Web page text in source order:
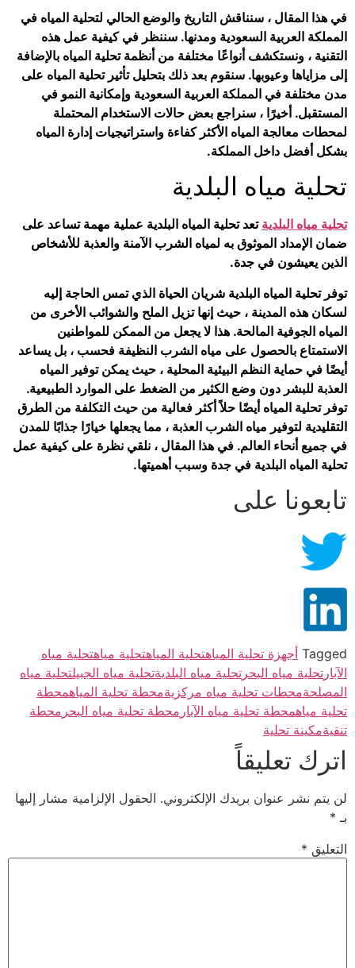
في هذا المقال ، سنناقش التاريخ والوضع الحالي لتحلية المياه في
المملكة العربية السعودية ومدنها. سننظر في كيفية عمل هذه
التقنية ، ونستكشف أنواعًا مختلفة من أنظمة تحلية المياه بالإضافة
إلى مزاياها وعيوبها. سنقوم بعد ذلك بتحليل تأثير تحلية المياه على
مدن مختلفة في المملكة العربية السعودية وإمكانية النمو في
المستقبل. أخيرًا ، سنراجع بعض حالات الاستخدام المحتملة
لمحطات معالجة المياه الأكثر كفاءة واستراتيجيات إدارة المياه
بشكل أفضل داخل المملكة.
تحلية مياه البلدية
تحلية مياه البلدية تعد تحلية المياه البلدية عملية مهمة تساعد على
ضمان الإمداد الموثوق به لمياه الشرب الآمنة والعذبة للأشخاص
الذين يعيشون في جدة.
توفر تحلية المياه البلدية شريان الحياة الذي تمس الحاجة إليه
لسكان هذه المدينة ، حيث إنها تزيل الملح والشوائب الأخرى من
المياه الجوفية المالحة. هذا لا يجعل من الممكن للمواطنين
الاستمتاع بالحصول على مياه الشرب النظيفة فحسب ، بل يساعد
أيضًا في حماية النظم البيئية المحلية ، حيث يمكن توفير المياه
العذبة للبشر دون وضع الكثير من الضغط على الموارد الطبيعية.
توفر تحلية المياه أيضًا حلاً أكثر فعالية من حيث التكلفة من الطرق
التقليدية لتوفير مياه الشرب العذبة ، مما يجعلها خيارًا جذابًا للمدن
في جميع أنحاء العالم. في هذا المقال ، نلقي نظرة على كيفية عمل
تحلية المياه البلدية في جدة وسبب أهميتها.
تابعونا على
Tagged أجهزة تحلية المياهتحلية المياهتحلية مياهتحلية مياه
الآبار تحلية مياه البحر تحلية مياه البلديةتحلية مياه الجبيلتحلية مياه
المصلحةمحطات تحلية مياه مركزيةمحطة تحلية المياهمحطة
تحلية مياهمحطة تحلية مياه الآبار محطة تحلية مياه البحر محطة
تنقيةمكينة تحلية
اترك تعليقاً
لن يتم نشر عنوان بريدك الإلكتروني. الحقول الإلزامية مشار إليها
بـ *
التعليق *